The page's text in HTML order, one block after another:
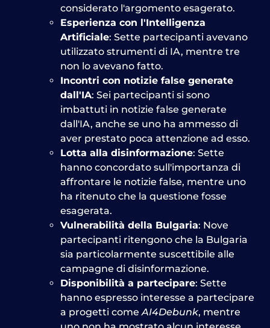
considerato l'argomento esagerato.
Esperienza con l'Intelligenza
Artificiale: Sette partecipanti avevano
utilizzato strumenti di IA, mentre tre
non lo avevano fatto.
Incontri con notizie false generate
dall'IA: Sei partecipanti si sono
imbattuti in notizie false generate
dall'IA, anche se uno ha ammesso di
aver prestato poca attenzione ad esso.
Lotta alla disinformazione: Sette
hanno concordato sull'importanza di
affrontare le notizie false, mentre uno
ha ritenuto che la questione fosse
esagerata.
Vulnerabilità della Bulgaria: Nove
partecipanti ritengono che la Bulgaria
sia particolarmente suscettibile alle
campagne di disinformazione.
Disponibilità a partecipare: Sette
hanno espresso interesse a partecipare
a progetti comeAI4Debunk, mentre